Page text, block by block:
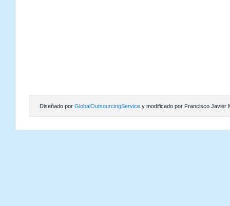
Diseñado por GlobalOutsourcingService y modificado por Francisco Javier